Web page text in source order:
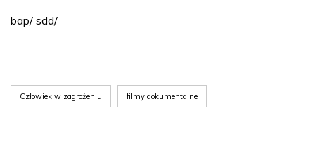
bap/ sdd/
Człowiek w zagrożeniu filmy dokumentalne